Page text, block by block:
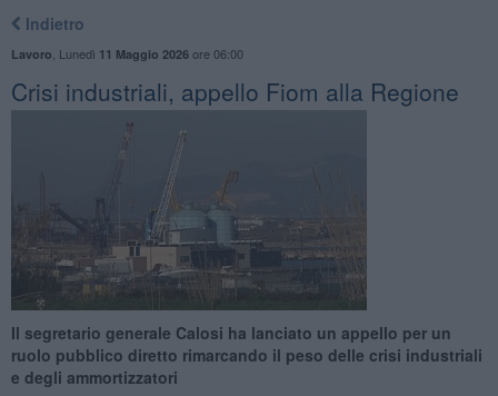
Indietro
Lavoro Lunedì 11 Maggio 2026ore 06:00
Crisi industriali, appello Fiom alla Regione
Il segretario generale Calosi ha lanciato un appello per un
ruolo pubblico diretto rimarcando il peso delle crisi industriali
e degli ammortizzatori